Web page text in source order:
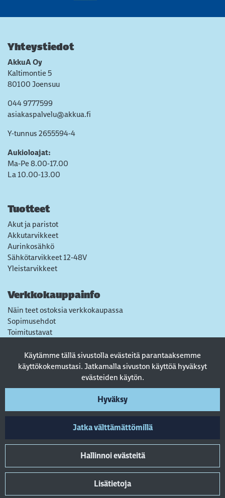
Käytämme tällä sivustolla evästeitä parantaaksemme
käyttökokemustasi. Jatkamalla sivuston käyttöä hyväksyt
evästeiden käytön.
Hyväksy
Jatka välttämättömillä
Hallinnoi evästeitä
Lisätietoja
Yhteystiedot
AkkuA Oy
Kaltimontie 5
80100 Joensuu
044 9777599
asiakaspalvelu@akkua.fi
Y-tunnus 2655594-4
Aukioloajat:
Ma-Pe 8.00-17.00
La 10.00-13.00
Tuotteet
Akut ja paristot
Akkutarvikkeet
Aurinkosähkö
Sähkötarvikkeet 12-48V
Yleistarvikkeet
Verkkokauppainfo
Näin teet ostoksia verkkokaupassa
Sopimusehdot
Toimitustavat
Tietosuojaseloste
Usein kysytyt kysymykset
Seuraa sosiaalisessa mediassa